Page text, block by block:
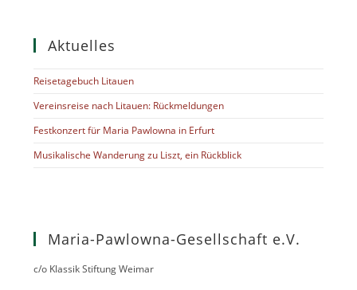
Aktuelles
Reisetagebuch Litauen
Vereinsreise nach Litauen: Rückmeldungen
Festkonzert für Maria Pawlowna in Erfurt
Musikalische Wanderung zu Liszt, ein Rückblick
Maria-Pawlowna-Gesellschaft e.V.
c/o Klassik Stiftung Weimar